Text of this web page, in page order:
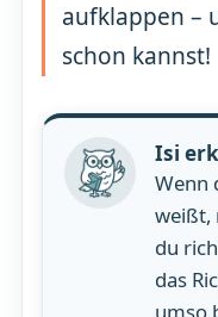
aufklappen –
schon kannst!
Isi
Wenn
weißt,
du
das
umso